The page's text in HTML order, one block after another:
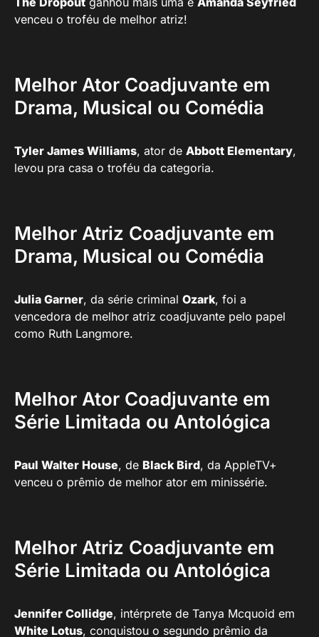
venceu o troféu de melhor atriz!
Melhor Ator Coadjuvante em
Drama, Musical ou Comédia
Tyler James Williams, ator de Abbott Elementary,
levou pra casa o troféu da categoria.
Melhor Atriz Coadjuvante em
Drama, Musical ou Comédia
Julia Garner, da série criminal Ozark, foi a
vencedora de melhor atriz coadjuvante pelo papel
como Ruth Langmore.
Melhor Ator Coadjuvante em
Série Limitada ou Antológica
Paul Walter House, de Black Bird, da AppleTV+
venceu o prêmio de melhor ator em minissérie.
Melhor Atriz Coadjuvante em
Série Limitada ou Antológica
Jennifer Collidge, intérprete de Tanya Mcquoid em
White Lotus, conquistou o segundo prêmio da